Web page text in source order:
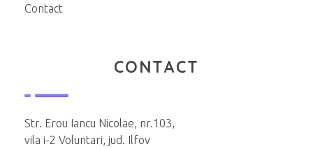
Contact
CONTACT
Str. Erou Iancu Nicolae, nr.103,
vila i-2 Voluntari, jud. Ilfov